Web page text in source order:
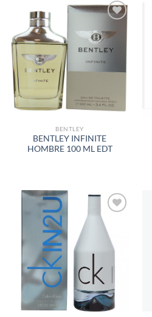
AÑADIR
A LA
LISTA
DE
DESEOS
BENTLEY
BENTLEY INFINITE
HOMBRE 100 ML EDT
AÑADIR
A LA
LISTA